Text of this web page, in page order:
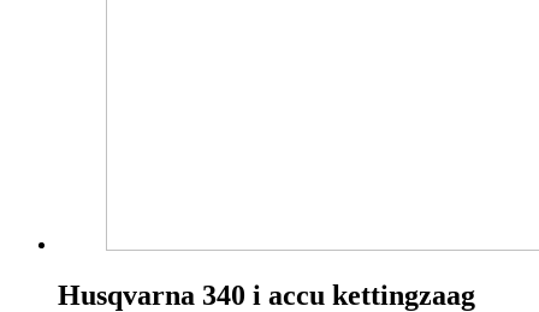
Husqvarna 340 i accu kettingzaag